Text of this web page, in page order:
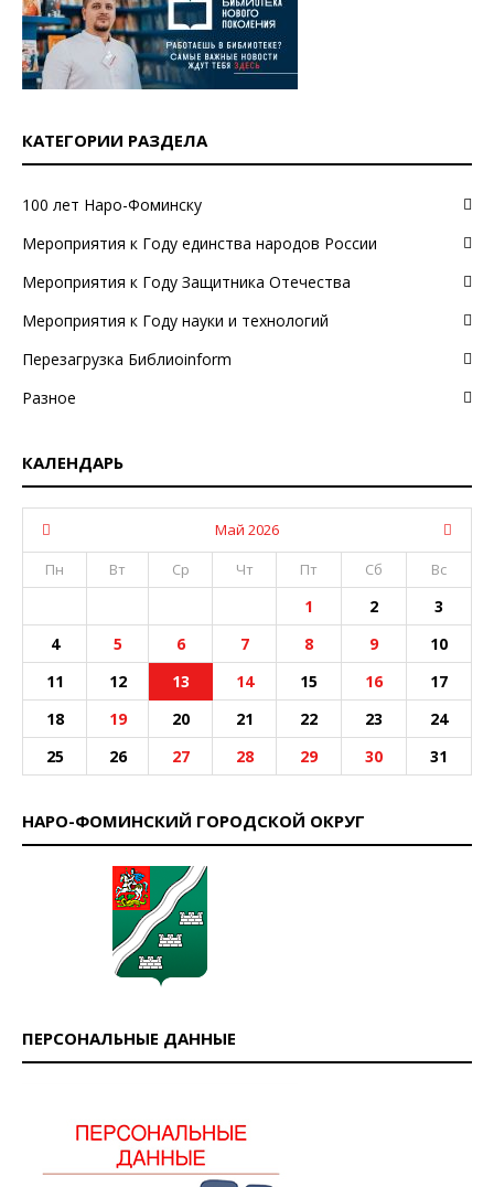
КАТЕГОРИИ РАЗДЕЛА
100 лет Наро-Фоминску
Мероприятия к Году единства народов России
Мероприятия к Году Защитника Отечества
Мероприятия к Году науки и технологий
Перезагрузка Библиоinform
Разное
КАЛЕНДАРЬ
Май 2026
Пн
Вт Ср Чт Пт Сб Вс
1 2
3
4
5 6 7 8 9
10
11
12 13 14 15 16
17
18
19 20 21 22 23
24
25
26 27 28 29 30 31
НАРО-ФОМИНСКИЙ ГОРОДСКОЙ ОКРУГ
ПЕРСОНАЛЬНЫЕ ДАННЫЕ